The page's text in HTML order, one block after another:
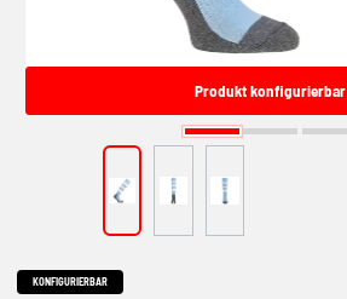
Produkt konfigurierbar
KONFIGURIERBAR